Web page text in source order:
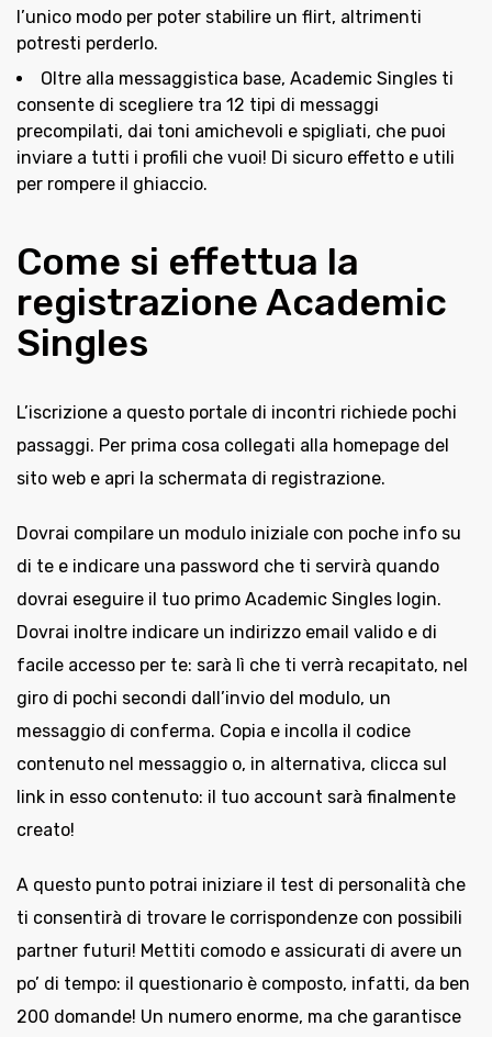
l’unico modo per poter stabilire un flirt, altrimenti
potresti perderlo.
Oltre alla messaggistica base, Academic Singles ti
consente di scegliere tra 12 tipi di messaggi
precompilati, dai toni amichevoli e spigliati, che puoi
inviare a tutti i profili che vuoi! Di sicuro effetto e utili
per rompere il ghiaccio.
Come si effettua la
registrazione Academic
Singles
L’iscrizione a questo portale di incontri richiede pochi
passaggi. Per prima cosa collegati alla homepage del
sito web e apri la schermata di registrazione.
Dovrai compilare un modulo iniziale con poche info su
di te e indicare una password che ti servirà quando
dovrai eseguire il tuo primo Academic Singles login.
Dovrai inoltre indicare un indirizzo email valido e di
facile accesso per te: sarà lì che ti verrà recapitato, nel
giro di pochi secondi dall’invio del modulo, un
messaggio di conferma. Copia e incolla il codice
contenuto nel messaggio o, in alternativa, clicca sul
link in esso contenuto: il tuo account sarà finalmente
creato!
A questo punto potrai iniziare il test di personalità che
ti consentirà di trovare le corrispondenze con possibili
partner futuri! Mettiti comodo e assicurati di avere un
po’ di tempo: il questionario è composto, infatti, da ben
200 domande! Un numero enorme, ma che garantisce